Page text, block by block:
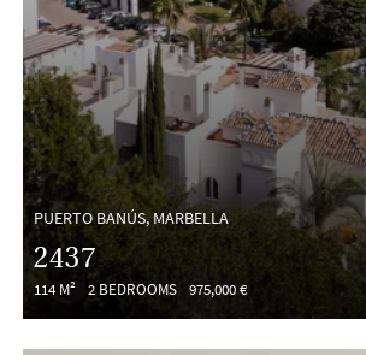
PUERTO BANÚS, MARBELLA
2437
114 M² 2 BEDROOMS 975,000 €